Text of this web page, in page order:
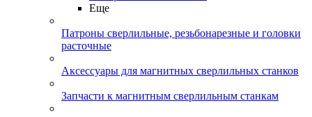
Еще
Патроны сверлильные, резьбонарезные и головки
расточные
Аксессуары для магнитных сверлильных станков
Запчасти к магнитным сверлильным станкам